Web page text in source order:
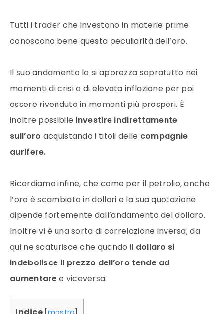
Tutti i trader che investono in materie prime
conoscono bene questa peculiarità dell’oro.
Il suo andamento lo si apprezza sopratutto nei
momenti di crisi o di elevata inflazione per poi
essere rivenduto in momenti più prosperi. È
inoltre possibile investire indirettamente
sull’oro acquistando i titoli delle compagnie
aurifere.
Ricordiamo infine, che come per il petrolio, anche
l’oro è scambiato indollari e la sua quotazione
dipende fortemente dall’andamento deldollaro.
Inoltre vi è una sorta di correlazione inversa; da
qui ne scaturisce che quando il dollaro si
indebolisce il prezzo dell’oro tende ad
aumentaree viceversa.